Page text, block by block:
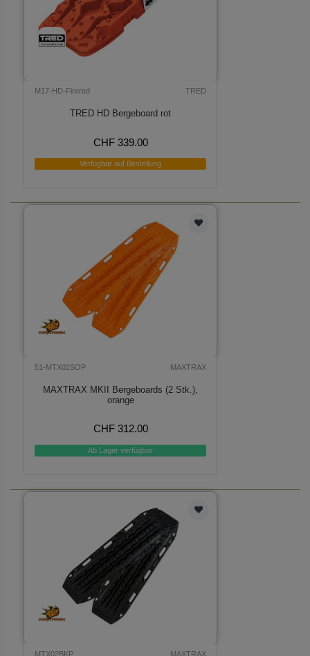
M17-HD-Firered TRED
TRED HD Bergeboard rot
CHF 339.00
Verfügbar auf Bestellung
51-MTX02SOP MAXTRAX
MAXTRAX MKII Bergeboards (2 Stk.),
orange
CHF 312.00
Ab Lager verfügbar
MTX02BKP MAXTRAX